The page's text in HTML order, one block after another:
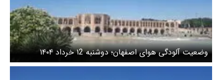
وضعیت آلودگی هوای اصفهان؛ دوشنبه ۱2 خرداد ۱۴۰۴